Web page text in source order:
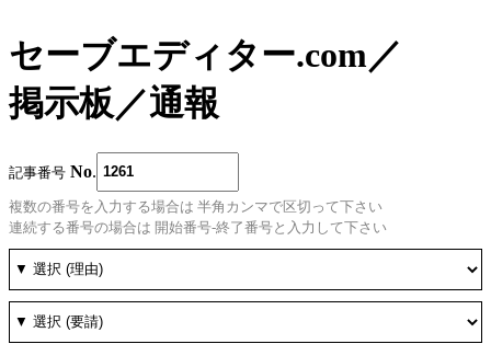
セーブエディター.com／
掲示板／通報
記事番号 No
複数の番号を入力する場合は 半角カンマで区切って下さい
連続する番号の場合は 開始番号-終了番号と入力して下さい